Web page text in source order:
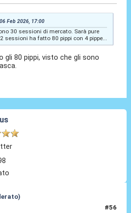
Feb 2026, 17:00
30 sessioni di mercato. Sarà pure
sessioni ha fatto 80 pippi con 4 pippe...
gli 80 pippi, visto che gli sono
#56